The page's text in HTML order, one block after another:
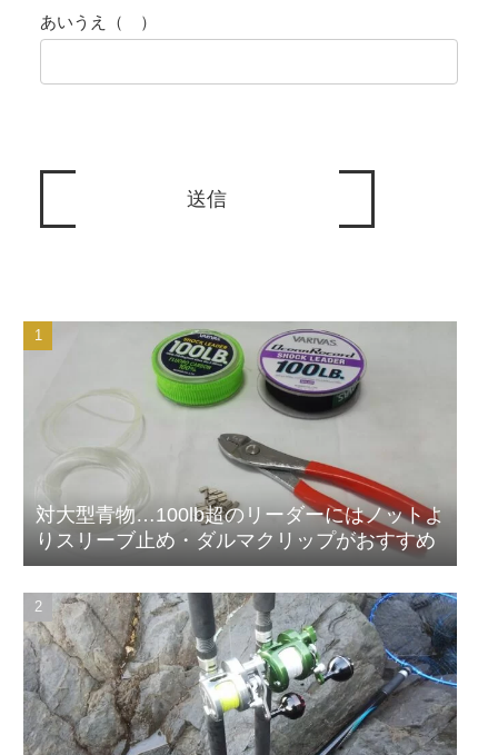
あいうえ（ ）
対大型青物…100lb超のリーダーにはノットよ
りスリーブ止め・ダルマクリップがおすすめ